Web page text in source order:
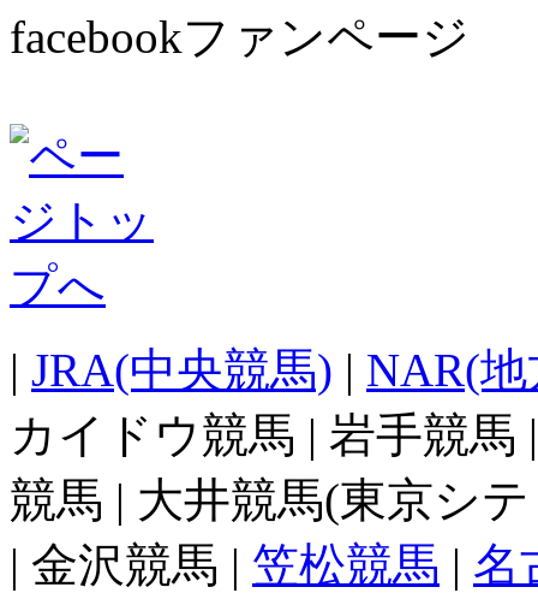
facebookファンページ
| JRA(中央競馬) | NAR(
カイドウ競馬 | 岩手競馬
競馬 | 大井競馬(東京シ
| 金沢競馬 | 笠松競馬 | 名